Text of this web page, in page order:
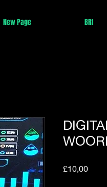
New Page BRI
£10,00Price